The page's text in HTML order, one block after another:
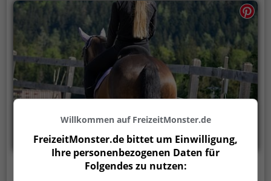
Zechmannhof
Willkommen auf FreizeitMonster.de
FreizeitMonster.de bittet um Einwilligung,
Ihre personenbezogenen Daten für
Folgendes zu nutzen: